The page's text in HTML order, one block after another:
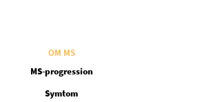
OM MS
MS-progression
Symtom